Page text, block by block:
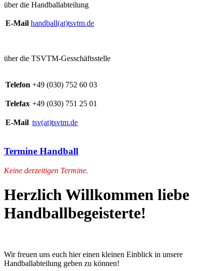
über die Handballabteilung
E-Mail handball(at)tsvtm.de
über die TSVTM-Gesschäftsstelle
Telefon +49 (030) 752 60 03
Telefax +49 (030) 751 25 01
E-Mail tsv(at)tsvtm.de
Termine Handball
Keine derzeitigen Termine.
Herzlich Willkommen liebe
Handballbegeisterte!
Wir freuen uns euch hier einen kleinen Einblick in unsere
Handballabteilung geben zu können!